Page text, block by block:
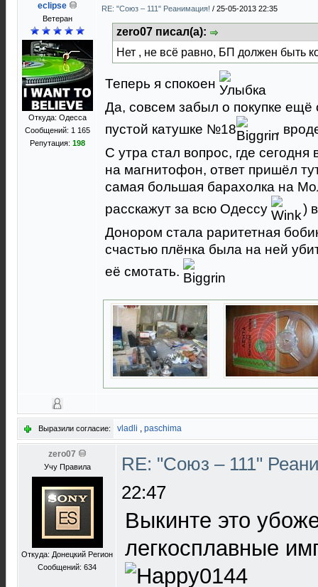
eclipse
Ветеран
Откуда: Одесса
Сообщений: 1 165
Репутация: 198
RE: "Союз – 111" Реанимация! / 25-05-2013 22:35
zero07 писал(а):
Нет , не всё равно, БП должен быть
Теперь я спокоен
Да, совсем забыл о покупке ещё
пустой катушке №18
,
С утра стал вопрос, где
на магнитофон, ответ пришёл
самая большая барахолка на
расскажут за всю Одессу
)
Донором стала раритетная
счастью плёнка была на ней
её смотать.
Выразили согласие: vladli , paschima
zero07
Учу Правила
Откуда: Донецкий Регион
Сообщений: 634
RE: "Союз – 111"
22:47
Выкинте это
легкосплавные